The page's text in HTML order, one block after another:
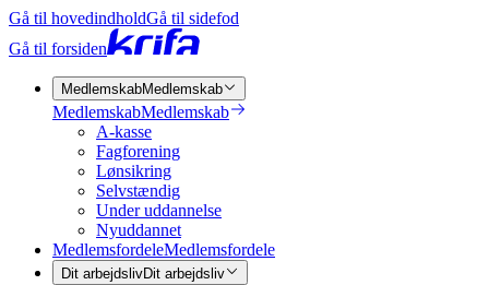
Gå til hovedindholdGå til sidefod
Gå til forsiden
MedlemskabMedlemskab
MedlemskabMedlemskab
A-kasse
Fagforening
Lønsikring
Selvstændig
Under uddannelse
Nyuddannet
MedlemsfordeleMedlemsfordele
Dit arbejdslivDit arbejdsliv